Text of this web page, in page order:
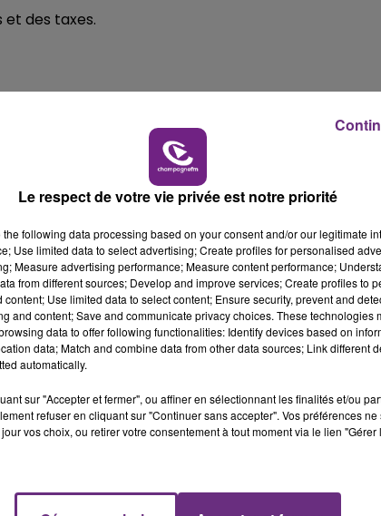
10h00 - 14h00
LE TICKET DE CAISSE
des taxes.
L'ORDRE SUR LES CONDITIONS DE...
Alors que les dates de début des vendange
les conditions de...
Le respect de votre vie privée est notre priorité
the following data processing based on your consent and/or our legitimate
Use limited data to select advertising; Create profiles for personalised
Measure advertising performance; Measure content performance;
from different sources; Develop and improve services; Create profiles to
Use limited data to select content; Ensure security, prevent and
and content; Save and communicate privacy choices. These technologies
data to offer following functionalities: Identify devices based on
data; Match and combine data from other data sources; Link different
automatically.
sur "Accepter et fermer", ou affiner en sélectionnant les finalités et/ou
refuser en cliquant sur "Continuer sans accepter". Vos préférences
vos choix, ou retirer votre consentement à tout moment via le lien